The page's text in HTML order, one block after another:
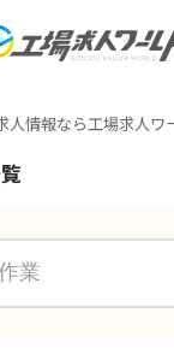
人情報なら工場求人ワ